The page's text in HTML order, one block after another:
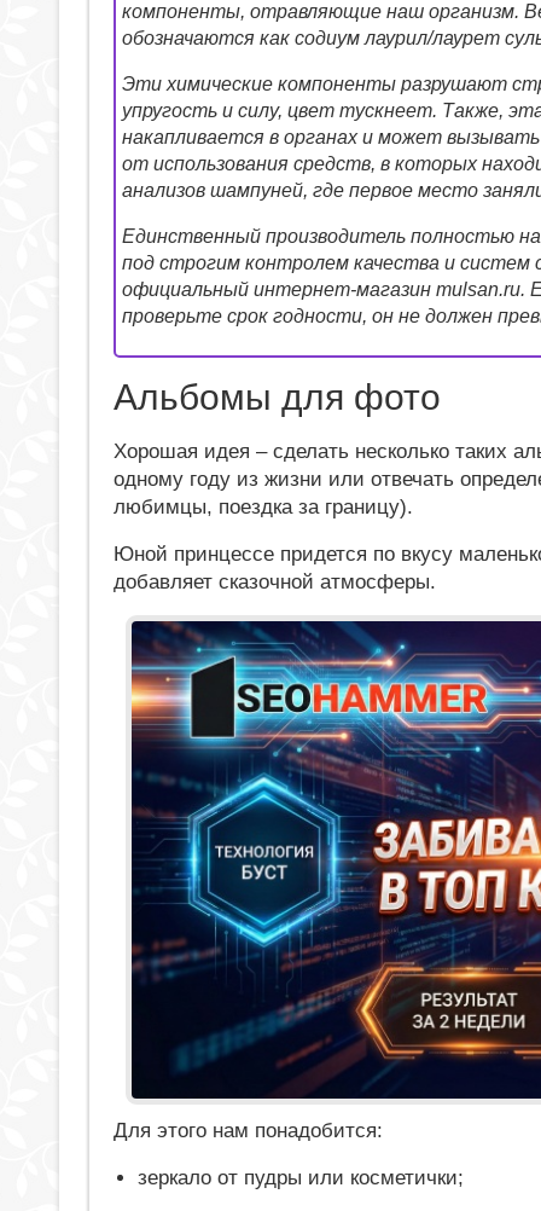
компоненты, отравляющие наш организм.
обозначаются как содиум лаурил/лаурет
Эти химические компоненты разрушают
упругость и силу, цвет тускнеет. Также,
накапливается в органах и может
от использования средств, в которых
анализов шампуней, где первое место
Единственный производитель полностью
под строгим контролем качества и
официальный интернет-магазин mulsan.ru.
проверьте срок годности, он не должен
Альбомы для фото
Хорошая идея – сделать несколько таких
одному году из жизни или отвечать
любимцы, поездка за границу).
Юной принцессе придется по вкусу
добавляет сказочной атмосферы.
Для этого нам понадобится:
зеркало от пудры или косметички;